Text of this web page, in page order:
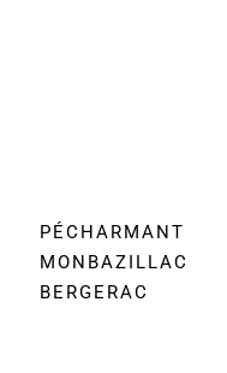
PÉCHARMANT
MONBAZILLAC
BERGERAC